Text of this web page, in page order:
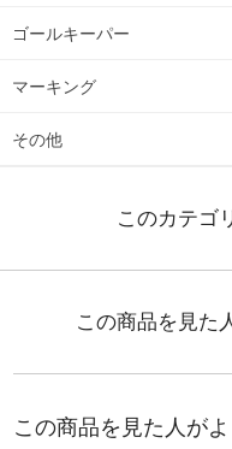
ゴールキーパー
マーキング
その他